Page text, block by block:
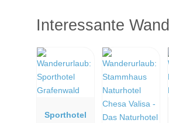
Interessante
Sporthotel